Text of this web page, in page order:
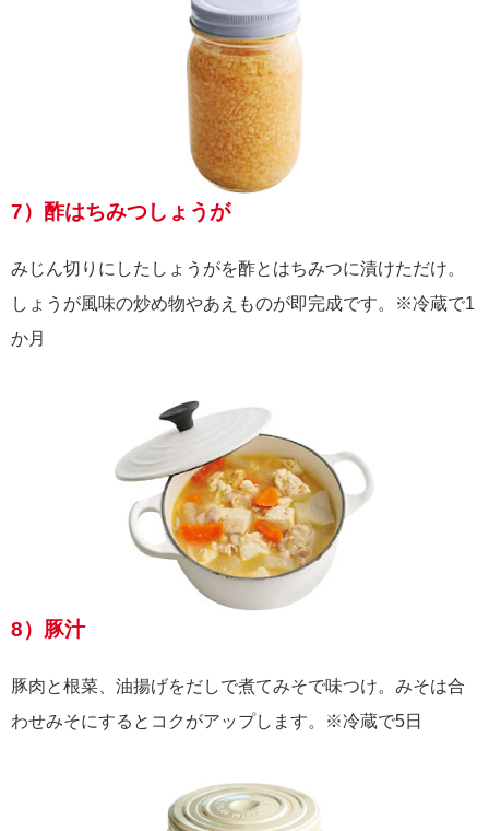
7）酢はちみつしょうが
みじん切りにしたしょうがを酢とはちみつに漬けただけ。
しょうが風味の炒め物やあえものが即完成です。※冷蔵で1
か月
8）豚汁
豚肉と根菜、油揚げをだしで煮てみそで味つけ。みそは合
わせみそにするとコクがアップします。※冷蔵で5日